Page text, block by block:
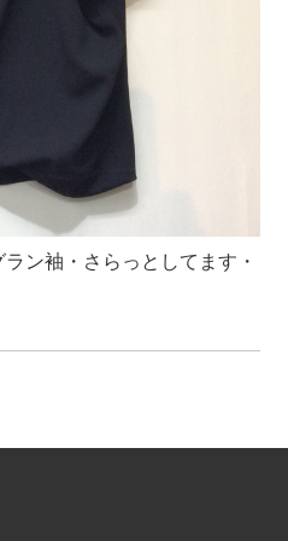
ン袖・さらっとしてます・